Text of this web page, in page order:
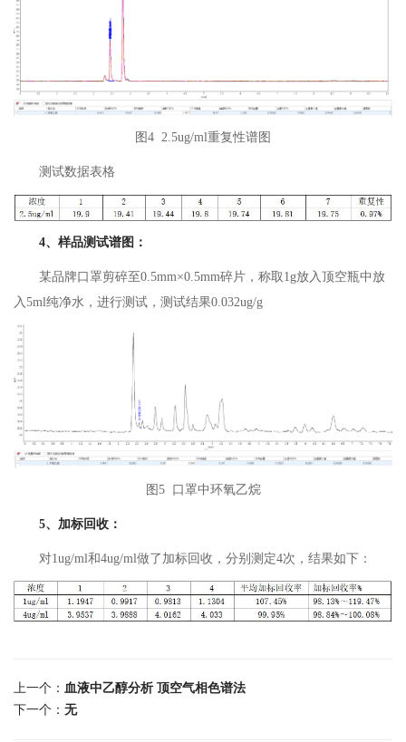
图4 2.5ug/ml重复性谱图
测试数据表格
4、样品测试谱图：
某品牌口罩剪碎至0.5mm×0.5mm碎片，称取1g放入顶空瓶中放
入5ml纯净水，进行测试，测试结果0.032ug/g
图5 口罩中环氧乙烷
5、加标回收：
对1ug/ml和4ug/ml做了加标回收，分别测定4次，结果如下：
上一个： 血液中乙醇分析 顶空气相色谱法
下一个： 无